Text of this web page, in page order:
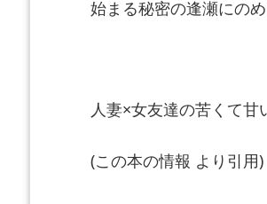
始まる秘密の逢瀬にの
人妻×女友達の苦くて甘
(この本の情報 より引用)